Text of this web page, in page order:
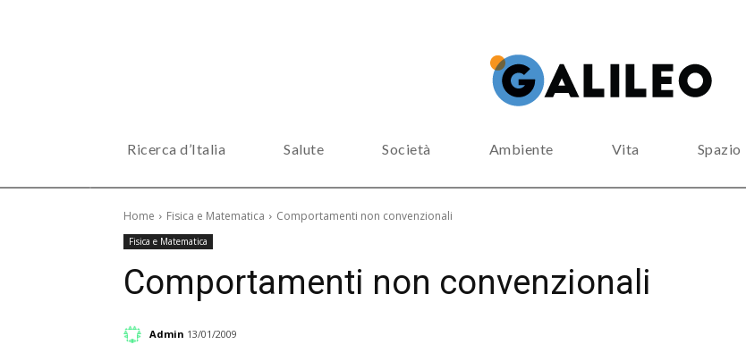
Ricerca d’Italia Salute Società Ambiente Vita Spazio
Home Fisica e Matematica Comportamenti non convenzionali
Fisica e Matematica
Comportamenti non convenzionali
Admin 13/01/2009